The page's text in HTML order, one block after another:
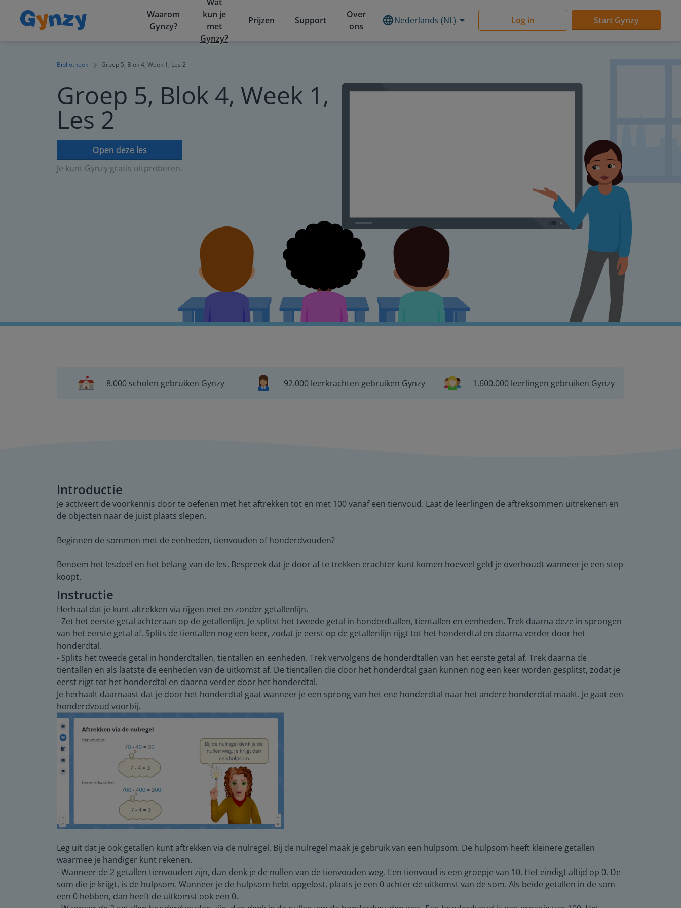
Waarom
Gynzy?
kun je
met
Gynzy?
Prijzen Support
Over
ons
Nederlands (NL) Log in Start Gynzy
Bibliotheek Groep 5, Blok 4, Week 1, Les 2
Groep 5, Blok 4, Week 1,
Les 2
Open deze les
Je kunt Gynzy gratis uitproberen.
8.000 scholen gebruiken Gynzy 92.000 leerkrachten gebruiken Gynzy 1.600.000 leerlingen gebruiken Gynzy
Introductie
Je activeert de voorkennis door te oefenen met het aftrekken tot en met 100 vanaf een tienvoud. Laat de leerlingen de aftreksommen uitrekenen en
de objecten naar de juist plaats slepen.
Beginnen de sommen met de eenheden, tienvouden of honderdvouden?
Benoem het lesdoel en het belang van de les. Bespreek dat je door af te trekken erachter kunt komen hoeveel geld je overhoudt wanneer je een step
koopt.
Instructie
Herhaal dat je kunt aftrekken via rijgen met en zonder getallenlijn.
- Zet het eerste getal achteraan op de getallenlijn. Je splitst het tweede getal in honderdtallen, tientallen en eenheden. Trek daarna deze in sprongen
van het eerste getal af. Splits de tientallen nog een keer, zodat je eerst op de getallenlijn rijgt tot het honderdtal en daarna verder door het
honderdtal.
- Splits het tweede getal in honderdtallen, tientallen en eenheden. Trek vervolgens de honderdtallen van het eerste getal af. Trek daarna de
tientallen en als laatste de eenheden van de uitkomst af. De tientallen die door het honderdtal gaan kunnen nog een keer worden gesplitst, zodat je
eerst rijgt tot het honderdtal en daarna verder door het honderdtal.
Je herhaalt daarnaast dat je door het honderdtal gaat wanneer je een sprong van het ene honderdtal naar het andere honderdtal maakt. Je gaat een
honderdvoud voorbij.
Leg uit dat je ook getallen kunt aftrekken via de nulregel. Bij de nulregel maak je gebruik van een hulpsom. De hulpsom heeft kleinere getallen
waarmee je handiger kunt rekenen.
- Wanneer de 2 getallen tienvouden zijn, dan denk je de nullen van de tienvouden weg. Een tienvoud is een groepje van 10. Het eindigt altijd op 0. De
som die je krijgt, is de hulpsom. Wanneer je de hulpsom hebt opgelost, plaats je een 0 achter de uitkomst van de som. Als beide getallen in de som
een 0 hebben, dan heeft de uitkomst ook een 0.